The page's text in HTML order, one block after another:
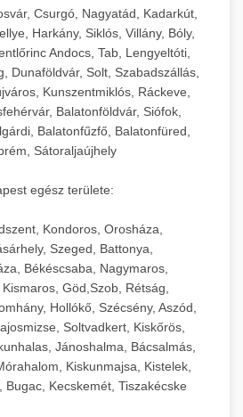
Csurgó, Nagyatád, Kadarkút,
Harkány, Siklós, Villány, Bóly,
Andocs, Tab, Lengyeltóti,
Dunaföldvár, Solt, Szabadszállás,
Kunszentmiklós, Ráckeve,
Balatonföldvár, Siófok,
Balatonfűzfő, Balatonfüred,
Sátoraljaújhely
egész területe:
Kondoros, Orosháza,
Szeged, Battonya,
Békéscsaba, Nagymaros,
Göd,Szob, Rétság,
Hollókő, Szécsény, Aszód,
Soltvadkert, Kiskőrös,
Jánoshalma, Bácsalmás,
Kiskunmajsa, Kistelek,
Bugac, Kecskemét, Tiszakécske